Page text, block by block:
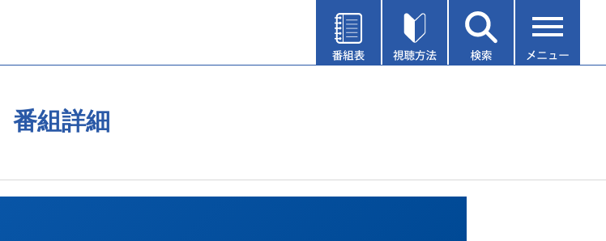
番組詳細